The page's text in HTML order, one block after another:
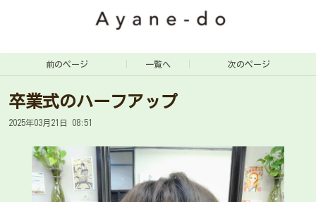
前のページ 一覧へ 次のページ
卒業式のハーフアップ
2025年03月21日 08:51